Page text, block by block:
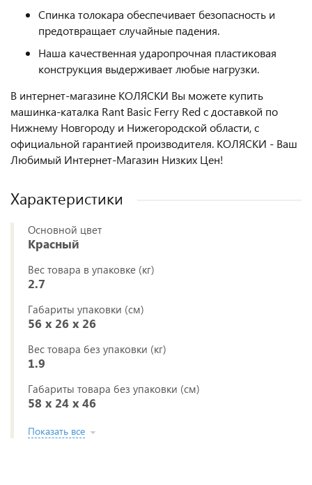
Спинка толокара обеспечивает безопасность и
предотвращает случайные падения.
Наша качественная ударопрочная пластиковая
конструкция выдерживает любые нагрузки.
В интернет-магазине КОЛЯСКИ Вы можете купить
машинка-каталка Rant Basic Ferry Red с доставкой по
Нижнему Новгороду и Нижегородской области, с
официальной гарантией производителя. КОЛЯСКИ - Ваш
Любимый Интернет-Магазин Низких Цен!
Характеристики
Основной цвет
Красный
Вес товара в упаковке (кг)
2.7
Габариты упаковки (см)
56 x 26 x 26
Вес товара без упаковки (кг)
1.9
Габариты товара без упаковки (см)
58 x 24 x 46
Показать все